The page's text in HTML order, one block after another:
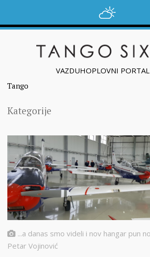
VAZDUHOPLOVNI PORTAL
Tango
Kategorije
...a danas smo videli i nov hangar pun
Petar Vojinović